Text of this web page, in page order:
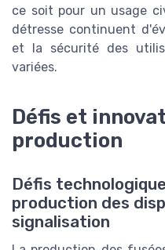
ce soit pour un usage
détresse continuent
et la sécurité des
variées.
Défis et
production
Défis
production des
signalisation